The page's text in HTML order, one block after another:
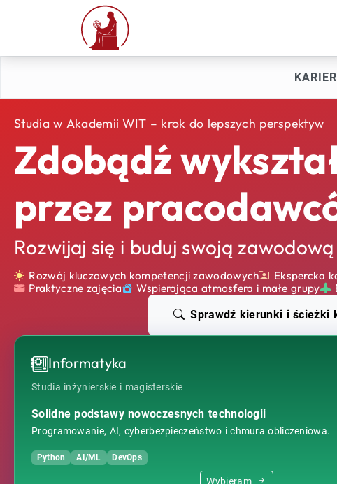
Studia w Akademii WIT – krok do lepszych perspektyw
Zdobądź
przez
Rozwijaj się i buduj swoją zawodową
Rozwój kluczowych kompetencji zawodowych Ekspercka
Praktyczne zajęcia
Wspierająca atmosfera i małe grupy
Sprawdź kierunki i ścieżki
Informatyka
Studia inżynierskie i magisterskie
Solidne podstawy nowoczesnych technologii
Programowanie, AI, cyberbezpieczeństwo i chmura obliczeniowa.
Python AI/ML DevOps
Wybieram